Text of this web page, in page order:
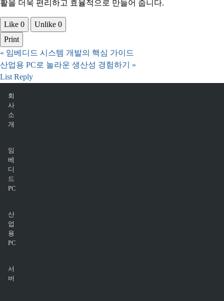
활을 더욱 편리하고 효율적으로 만들어 줍니다.
Like 0 Unlike 0
Print
« 임베디드 시스템 개발의 핵심 가이드
산업용 PC로 놀라운 생산성 경험하기
»
List Reply
회
사
소
개
임
베
디
드
PC
산
업
용
PC
서
버